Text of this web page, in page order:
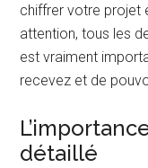
chiffrer votre projet
attention, tous les
est vraiment
recevez et de
détaillé